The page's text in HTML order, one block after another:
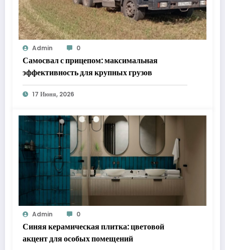
Admin 0
Самосвал с прицепом: максимальная
эффективность для крупных грузов
17 Июня, 2026
Admin 0
Синяя керамическая плитка: цветовой
акцент для особых помещений